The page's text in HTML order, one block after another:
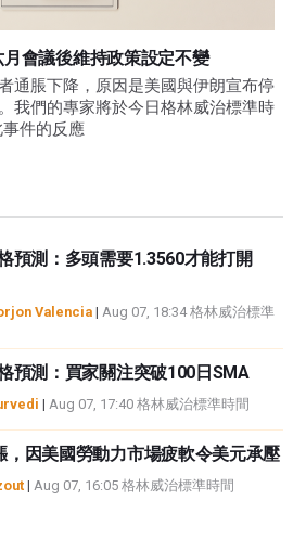
會議後維持政策設定不變
通脹下降，原因是美國與伊朗宣布停
我們的專家將於今日格林威治標準時
件的反應
預測：多頭需要1.3560才能打開
Valencia | Aug 07, 18:34 格林威治標準
預測：買家關注突破100日SMA
| Aug 07, 17:40 格林威治標準時間
，因美國勞動力市場疲軟令美元承壓
| Aug 07, 16:05 格林威治標準時間